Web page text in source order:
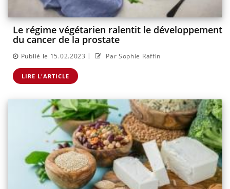
Le régime végétarien ralentit le développement
du cancer de la prostate
Publié le 15.02.2023 | Par Sophie Raffin
LIRE L'ARTICLE